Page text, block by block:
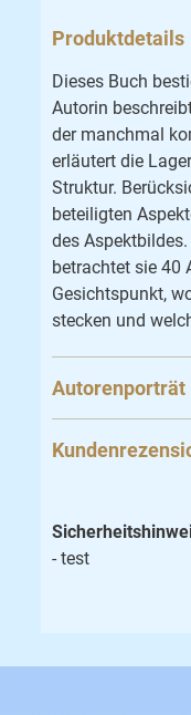
Produktdetails
Dieses Buch
Autorin
der manchmal
erläutert die
Struktur.
beteiligten
des
betrachtet sie 40
Gesichtspunkt,
stecken und
Autorenporträt
- test